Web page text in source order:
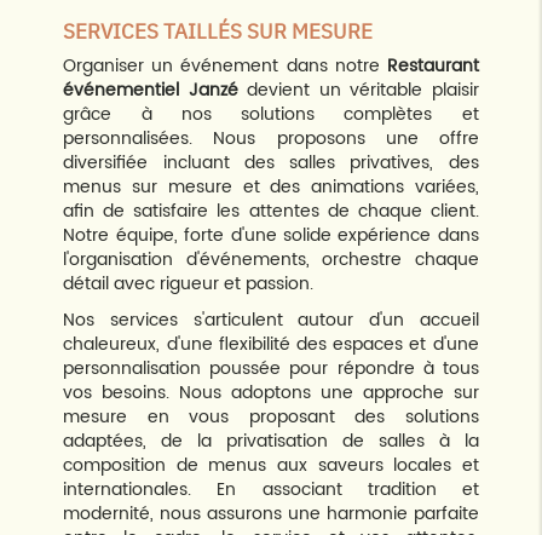
SERVICES TAILLÉS SUR MESURE
Organiser un événement dans notre Restaurant
événementiel Janzédevient un véritable plaisir
grâce à nos solutions complètes et
personnalisées. Nous proposons une offre
diversifiée incluant des salles privatives, des
menus sur mesure et des animations variées,
afin de satisfaire les attentes de chaque client.
Notre équipe, forte d'une solide expérience dans
l'organisation d'événements, orchestre chaque
détail avec rigueur et passion.
Nos services s'articulent autour d'un accueil
chaleureux, d'une flexibilité des espaces et d'une
personnalisation poussée pour répondre à tous
vos besoins. Nous adoptons une approche sur
mesure en vous proposant des solutions
adaptées, de la privatisation de salles à la
composition de menus aux saveurs locales et
internationales. En associant tradition et
modernité, nous assurons une harmonie parfaite